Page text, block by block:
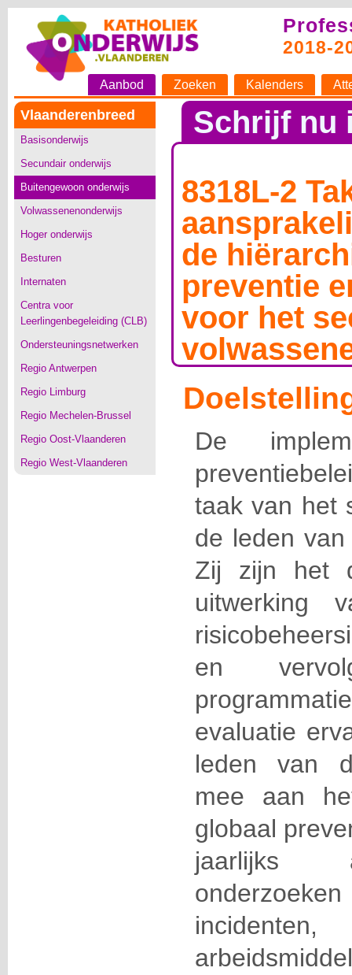
2018-
Aanbod Zoeken Kalenders
Vlaanderenbreed
Basisonderwijs
Secundair onderwijs
Buitengewoon onderwijs
Volwassenenonderwijs
Hoger onderwijs
Besturen
Internaten
Centra voor
Leerlingenbegeleiding (CLB)
Ondersteuningsnetwerken
Regio Antwerpen
Regio Limburg
Regio Mechelen-Brussel
Regio Oost-Vlaanderen
Regio West-Vlaanderen
Schrijf nu
8318L-2
de
preventie
voor het
De
taak van het
de leden
Zij zijn het
uitwerking
en
evaluatie
leden van
mee aan
globaal
jaarlijks